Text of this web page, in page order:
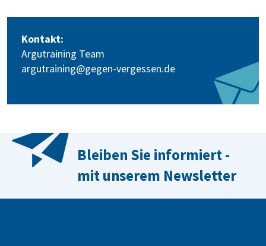
Kontakt:
Argutraining Team
argutraining@gegen-vergessen.de
Bleiben Sie informiert -
mit unserem Newsletter